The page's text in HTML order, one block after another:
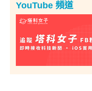
YouTube 頻道